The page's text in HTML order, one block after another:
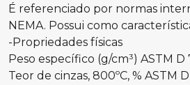
É referenciado por normas
NEMA. Possui como
-Propriedades físicas
Peso específico (g/cm³) ASTM D
Teor de cinzas, 800ºC, % ASTM